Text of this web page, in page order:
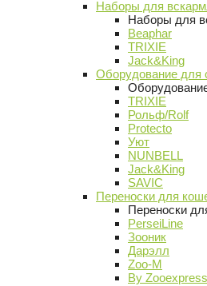
Наборы для
Наборы для
Beaphar
TRIXIE
Jack&King
Оборудование для
TRIXIE
Рольф/Rolf
Protecto
Уют
NUNBELL
Jack&King
SAVIC
Переноски для
Переноски
PerseiLine
Зооник
Дарэлл
Zoo-M
By Zooexpress